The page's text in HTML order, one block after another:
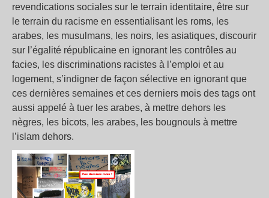
revendications sociales sur le terrain identitaire, être sur
le terrain du racisme en essentialisant les roms, les
arabes, les musulmans, les noirs, les asiatiques, discourir
sur l’égalité républicaine en ignorant les contrôles au
facies, les discriminations racistes à l’emploi et au
logement, s’indigner de façon sélective en ignorant que
ces dernières semaines et ces derniers mois des tags ont
aussi appelé à tuer les arabes, à mettre dehors les
nègres, les bicots, les arabes, les bougnouls à mettre
l’islam dehors.